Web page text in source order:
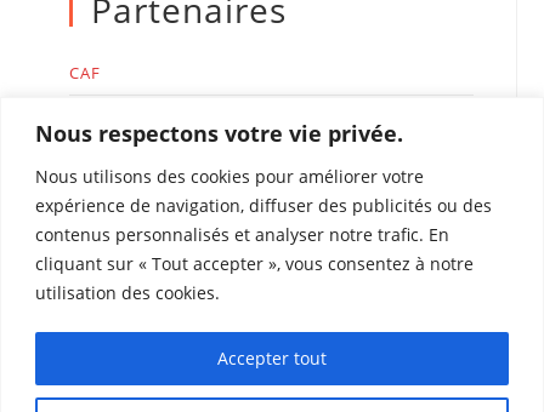
Nous respectons votre vie privée.
Nous utilisons des cookies pour améliorer votre
expérience de navigation, diffuser des publicités ou des
contenus personnalisés et analyser notre trafic. En
cliquant sur « Tout accepter », vous consentez à notre
utilisation des cookies.
Accepter tout
Partenaires
CAF
Accueil de loisirs Léo Lagrange de Perpignan
Rue René Duguay Trouin 66000 Perpignan
coordinationacm.perpignan@leolagrange.org